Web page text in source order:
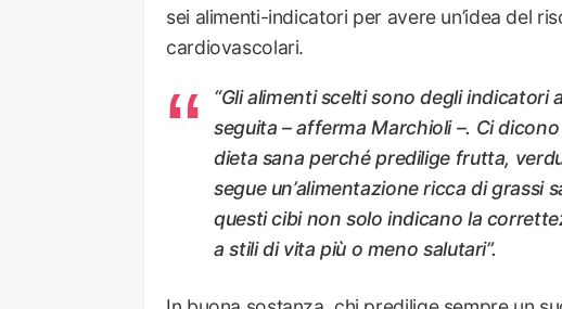
sei alimenti-indicatori per avere un’idea del
cardiovascolari.
“Gli alimenti scelti sono degli indicatori
seguita – afferma Marchioli –. Ci
dieta sana perché predilige frutta,
segue un’alimentazione ricca di grassi
questi cibi non solo indicano la
a stili di vita più o meno salutari”.